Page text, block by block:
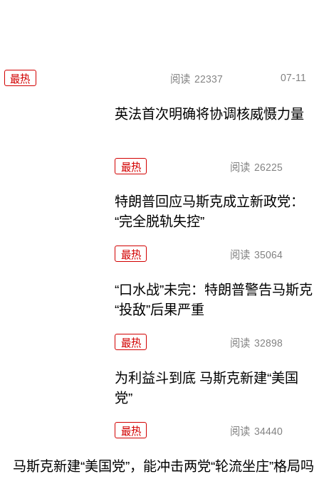
最热 阅读 22337 07-11
英法首次明确将协调核威慑力量
最热 阅读 26225
特朗普回应马斯克成立新政党：
“完全脱轨失控”
最热 阅读 35064
“口水战”未完：特朗普警告马斯克
“投敌”后果严重
最热 阅读 32898
为利益斗到底 马斯克新建“美国
党”
最热 阅读 34440
马斯克新建“美国党”，能冲击两党“轮流坐庄”格局吗